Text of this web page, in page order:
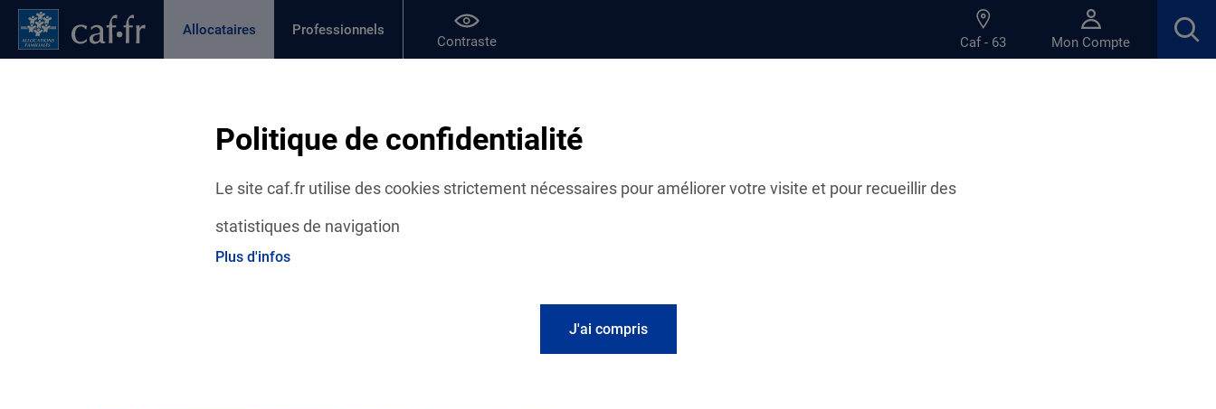
Politique de confidentialité
Le site caf.fr utilise des cookies strictement nécessaires pour améliorer votre visite et pour recueillir des
statistiques de navigation
Plus d'infos
J'ai compris
Contenu principal
Pied de page
Allocataires
Page active
Professionnels
Contraste Caf - 63 Mon Compte
Caf du Puy-de-Dôme : vos actus
en ligne